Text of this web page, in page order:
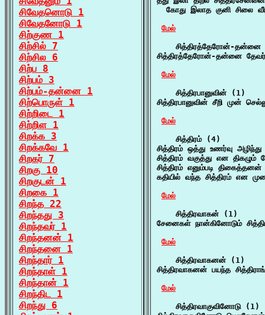
சிவேதனொடு 1
சிவேதனோடு 1
சிற்குண 1
சிற்சில் 7
சிற்சில 6
சிற்ப 8
சிற்பம் 3
சிற்பம்-தன்னை 1
சிற்பொருள் 1
சிற்றிடை 1
சிற்றிள 1
சிறக்க 3
சிறக்கவே 1
சிறகர் 7
சிறகு 10
சிறகுடன் 1
சிறகை 1
சிறந்த 22
சிறந்தது 3
சிறந்தவர் 1
சிறந்தனன் 1
சிறந்தனை 1
சிறந்தார் 1
சிறந்தாள் 1
சிறந்தான் 1
சிறந்திட 1
சிறந்து 6
கோது இலாத குனி சிலை
மேல்
சித்திரத்தேரோன்-தன்னை
சித்திரத்தேரோன்-தன்னை
மேல்
    சித்திரபானுவின் (1)
சித்திரபானுவின் சீறி முன்
மேல்
    சித்திரம் (4)
சித்திரம் ஒத்து உணர்வு
சித்திரம் வகுத்து என திகழும்
சித்திரம் எனும்படி
கதியில் வந்த சித்திரம் என
மேல்
    சித்திரவாகன் (1)
சேனைகள் நான்கினோடும்
மேல்
    சித்திரவாகனன் (1)
சித்திரவாகனன் பயந்த
மேல்
    சித்திரவாகுவினோடு (1)